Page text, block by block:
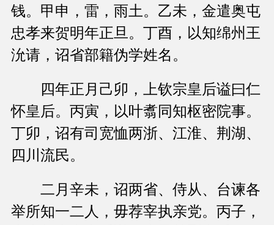
钱。甲申，雷，雨土。乙未，金遣奥屯
忠孝来贺明年正旦。丁酉，以知绵州王
沇请，诏省部籍伪学姓名。
四年正月己卯，上钦宗皇后谥曰仁
怀皇后。丙寅，以叶翥同知枢密院事。
丁卯，诏有司宽恤两浙、江淮、荆湖、
四川流民。
二月辛未，诏两省、侍从、台谏各
举所知一二人，毋荐宰执亲党。丙子，